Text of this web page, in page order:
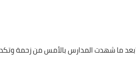
"بعد ما شهدت المدارس بالأمس من زحمة